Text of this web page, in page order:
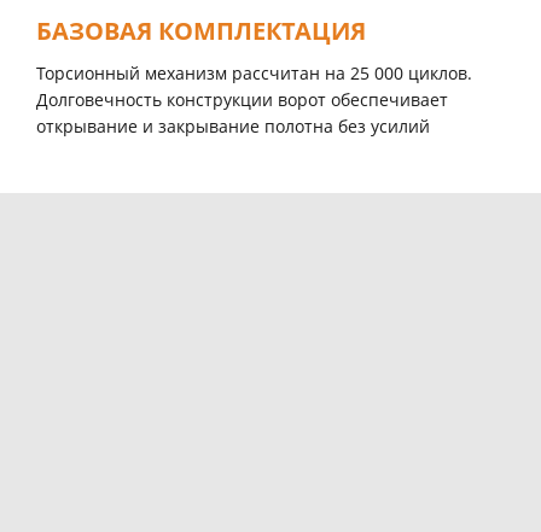
БАЗОВАЯ КОМПЛЕКТАЦИЯ
Торсионный механизм рассчитан на 25 000 циклов.
Долговечность конструкции ворот обеспечивает
открывание и закрывание полотна без усилий